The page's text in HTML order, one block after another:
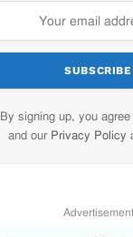
By signing up, you
and our Privacy Policy
Advertisement